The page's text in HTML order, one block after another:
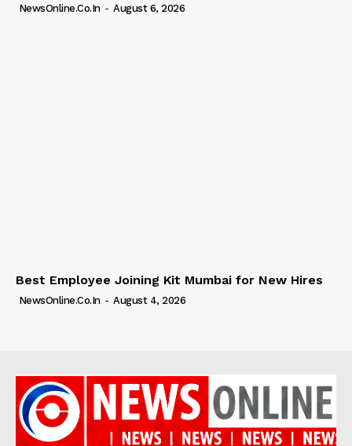
NewsOnline.co.in - August 6, 2026
Best Employee Joining Kit Mumbai for New Hires
NewsOnline.co.in - August 4, 2026